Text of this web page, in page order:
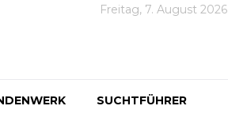
Freitag, 7. August 2026
SUCHTFÜHRER